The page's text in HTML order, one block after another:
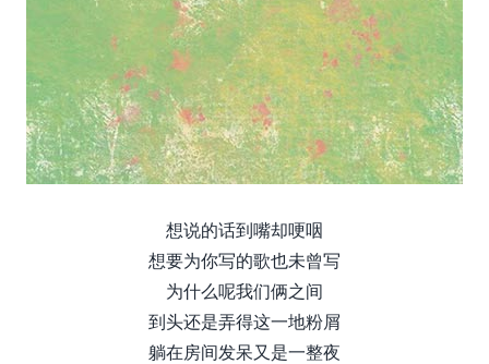
想说的话到嘴却哽咽
想要为你写的歌也未曾写
为什么呢我们俩之间
到头还是弄得这一地粉屑
躺在房间发呆又是一整夜